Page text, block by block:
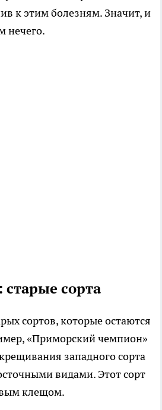
к этим болезням. Значит, и
нечего.
сорта
сортов, которые остаются
«Приморский чемпион»
западного сорта
видами. Этот сорт
клещом.